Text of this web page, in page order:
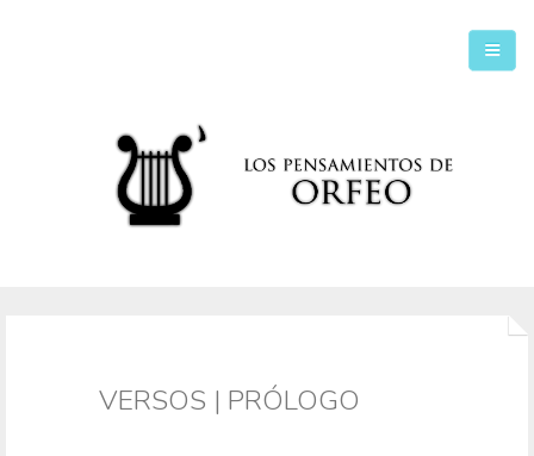
VERSOS | PRÓLOGO